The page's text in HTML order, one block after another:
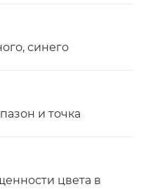
синего
и точка
цвета в